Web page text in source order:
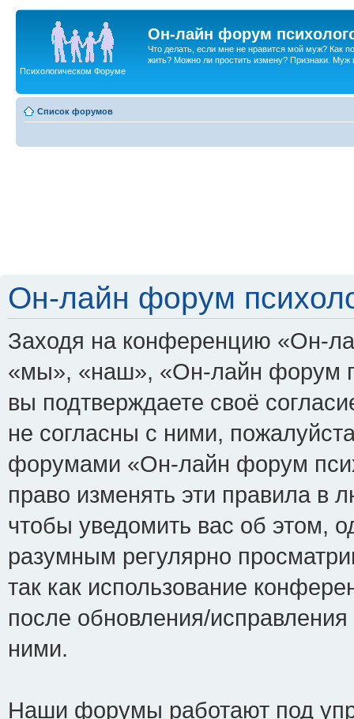
Он-лайн форум
Что делать, если мне не нравится мой муж? Как
жить? Можно ли простить измену? Признаки. Муж
Психологическом Форуме
Список форумов
Он-лайн форум
Заходя на конференцию «Он-
«мы», «наш», «Он-лайн форум
вы подтверждаете своё
не согласны с ними,
форумами «Он-лайн форум
право изменять эти правила в
чтобы уведомить вас об этом,
разумным регулярно
так как использование
после обновления/
ними.
Наши форумы работают под